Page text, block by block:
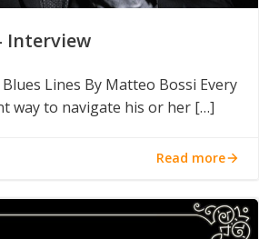
Interview
Blues Lines By Matteo Bossi Every
way to navigate his or her […]
Read more